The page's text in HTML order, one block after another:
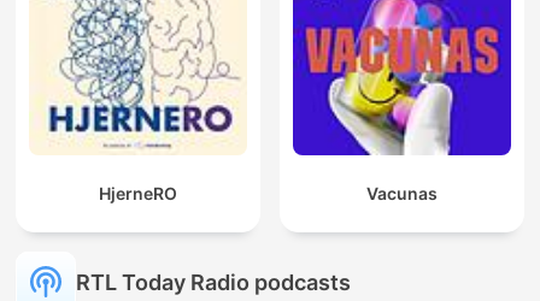
HjerneRO Vacunas
RTL Today Radio podcasts